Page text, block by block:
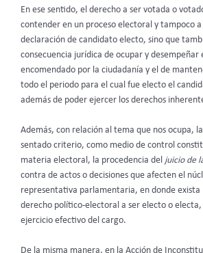
En ese sentido, el derecho a ser votada o
contender en un proceso electoral y tampoco
declaración de candidato electo, sino que
consecuencia jurídica de ocupar y desempeñar
encomendado por la ciudadanía y el de
todo el periodo para el cual fue electo el
además de poder ejercer los derechos
Además, con relación al tema que nos ocupa, la
sentado criterio, como medio de control
materia electoral, la procedencia del juicio de
contra de actos o decisiones que afecten el
representativa parlamentaria, en donde exista
derecho político-electoral a ser electo o
ejercicio efectivo del cargo.
De la misma manera, en la Acción de